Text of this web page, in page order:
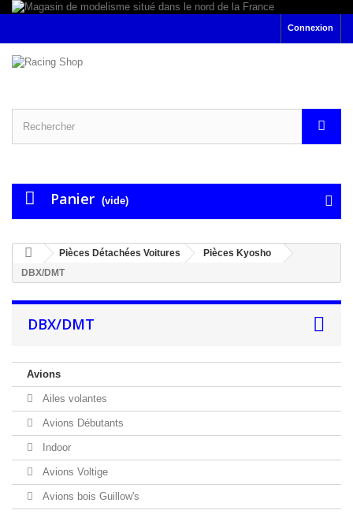
Connexion
Panier (vide)
Pièces Détachées Voitures
Pièces Kyosho
DBX/DMT
DBX/DMT
Avions
Ailes volantes
Avions Débutants
Indoor
Avions Voltige
Avions bois Guillow's